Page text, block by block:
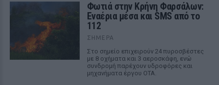
Φωτιά στην Κρήνη Φαρσάλων:
Εναέρια μέσα και SMS από το
112
ΣΉΜΕΡΑ
Στο σημείο επιχειρούν 24 πυροσβέστες
με 8 οχήματα και 3 αεροσκάφη, ενώ
συνδρομή παρέχουν υδροφόρες και
μηχανήματα έργου ΟΤΑ.